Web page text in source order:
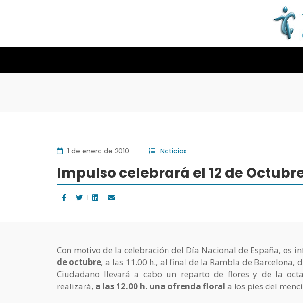
1 de enero de 2010 Noticias
Impulso celebrará el 12 de
Con motivo de la celebración del Día Nacional de España, os
de octubre, a las 11.00 h., al final de la Rambla de Barcelona,
Ciudadano llevará a cabo un reparto de flores y de la
realizará, a las 12.00 h. una ofrenda floral a los pies del